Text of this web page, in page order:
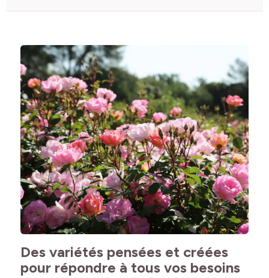
Des variétés pensées et créées
pour répondre à tous vos besoins